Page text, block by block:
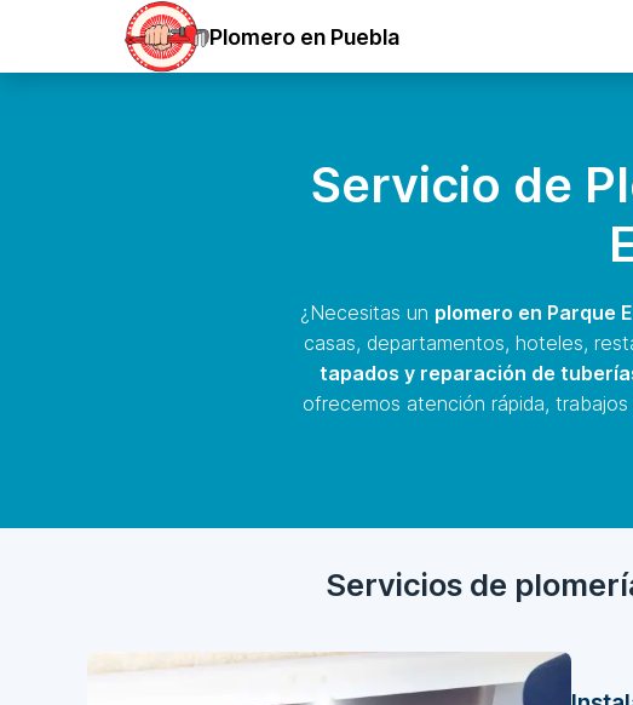
Plomero en Puebla
Servicio de
¿Necesitas un plomero en Parque
casas, departamentos, hoteles,
tapados y reparación de
ofrecemos atención rápida,
Servicios de